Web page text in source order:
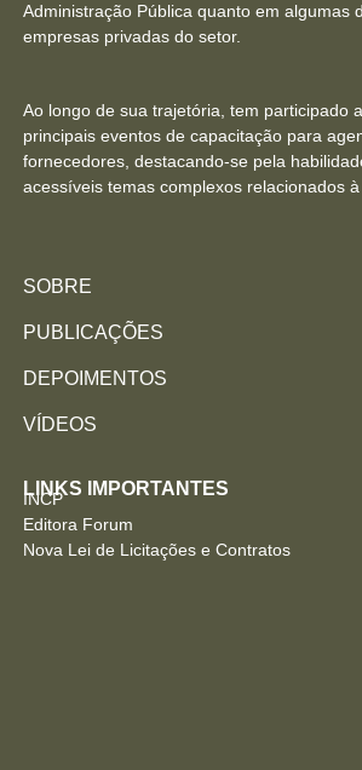
Administração Pública quanto em algumas
empresas privadas do setor.
Ao longo de sua trajetória, tem participado
principais eventos de capacitação para
fornecedores, destacando-se pela
acessíveis temas complexos relacionados
SOBRE
PUBLICAÇÕES
DEPOIMENTOS
VÍDEOS
LINKS IMPORTANTES
INCP
Editora Forum
Nova Lei de Licitações e Contratos